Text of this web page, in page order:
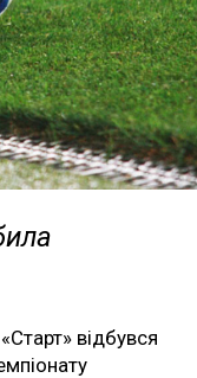
відбувся